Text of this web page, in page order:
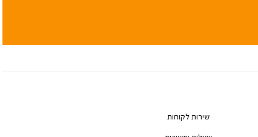
שירות לקוחות